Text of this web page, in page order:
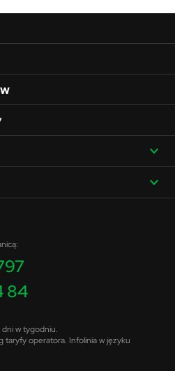
84
dni w tygodniu.
taryfy operatora. Infolinia w języku